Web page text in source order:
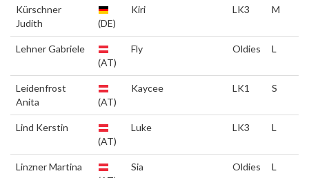
Kürschner
Judith
(DE)
Kiri LK3 M
Lehner Gabriele
(AT)
Fly Oldies L
Leidenfrost
Anita
(AT)
Kaycee LK1 S
Lind Kerstin
(AT)
Luke LK3 L
Linzner Martina
Sia Oldies L